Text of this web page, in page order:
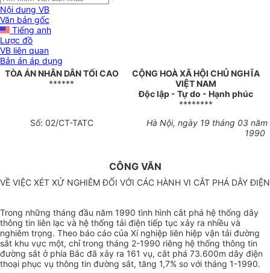
Nội dung VB
Văn bản gốc
Tiếng anh
Lược đồ
VB liên quan
Bản án áp dụng
TÒA ÁN NHÂN DÂN TỐI CAO
******
CỘNG HOÀ XÃ HỘI CHỦ NGHĨA
VIỆT NAM
Độc lập - Tự do - Hạnh phúc
********
Số: 02/CT-TATC
Hà Nội, ngày 19 tháng 03 năm
1990
CÔNG VĂN
VỀ VIỆC XÉT XỬ NGHIÊM ĐỐI VỚI CÁC HÀNH VI CẮT PHÁ DÂY ĐIỆN
Trong những tháng đầu năm 1990 tình hình cắt phá hệ thống dây
thông tin liên lạc và hệ thống tải điện tiếp tục xảy ra nhiều và
nghiêm trọng. Theo báo cáo của Xí nghiệp liên hiệp vận tải đường
sắt khu vực một, chỉ trong tháng 2-1990 riêng hệ thống thông tin
đường sắt ở phía Bắc đã xảy ra 161 vụ, cắt phá 73.600m dây điện
thoại phục vụ thông tin đường sắt, tăng 1,7% so với tháng 1-1990.